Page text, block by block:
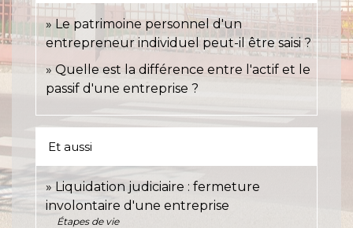
Le patrimoine personnel d'un
entrepreneur individuel peut-il être saisi ?
Quelle est la différence entre l'actif et le
passif d'une entreprise ?
Et aussi
Liquidation judiciaire : fermeture
involontaire d'une entreprise
Étapes de vie